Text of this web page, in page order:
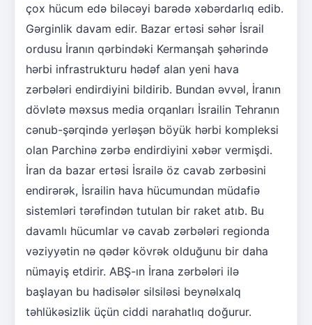
çox hücum edə biləcəyi barədə xəbərdarlıq edib.
Gərginlik davam edir. Bazar ertəsi səhər İsrail
ordusu İranın qərbindəki Kermanşah şəhərində
hərbi infrastrukturu hədəf alan yeni hava
zərbələri endirdiyini bildirib. Bundan əvvəl, İranın
dövlətə məxsus media orqanları İsrailin Tehranın
cənub-şərqində yerləşən böyük hərbi kompleksi
olan Parchinə zərbə endirdiyini xəbər vermişdi.
İran da bazar ertəsi İsrailə öz cavab zərbəsini
endirərək, İsrailin hava hücumundan müdafiə
sistemləri tərəfindən tutulan bir raket atıb. Bu
davamlı hücumlar və cavab zərbələri regionda
vəziyyətin nə qədər kövrək olduğunu bir daha
nümayiş etdirir. ABŞ-ın İrana zərbələri ilə
başlayan bu hadisələr silsiləsi beynəlxalq
təhlükəsizlik üçün ciddi narahatlıq doğurur.